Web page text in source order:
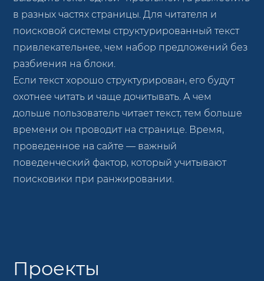
в разных частях страницы. Для читателя и
поисковой системы структурированный текст
привлекательнее, чем набор предложений без
разбиения на блоки.
Если текст хорошо структурирован, его будут
охотнее читать и чаще дочитывать. А чем
дольше пользователь читает текст, тем больше
времени он проводит на странице. Время,
проведенное на сайте — важный
поведенческий фактор, который учитывают
поисковики при ранжировании.
Проекты